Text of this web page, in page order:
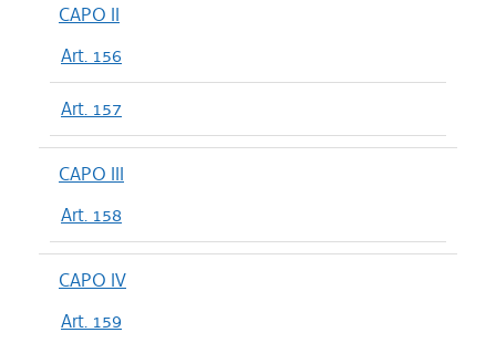
CAPO II
Art. 156
Art. 157
CAPO III
Art. 158
CAPO IV
Art. 159